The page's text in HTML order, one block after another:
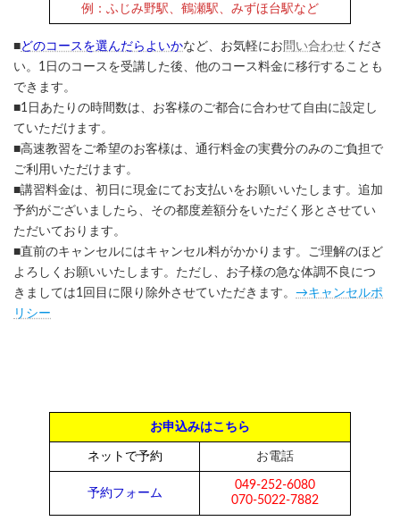
例：ふじみ野駅、鶴瀬駅、みずほ台駅など
■どのコースを選んだらよいかなど、お気軽にお 問い合わせ くださ
い。1日のコースを受講した後、他のコース料金に移行することも
できます。
■1日あたりの時間数は、お客様のご都合に合わせて自由に設定し
ていただけます。
■高速教習をご希望のお客様は、通行料金の実費分のみのご負担で
ご利用いただけます。
■講習料金は、初日に現金にてお支払いをお願いいたします。追加
予約がございましたら、その都度差額分をいただく形とさせてい
ただいております。
■直前のキャンセルにはキャンセル料がかかります。ご理解のほど
よろしくお願いいたします。ただし、お子様の急な体調不良につ
きましては1回目に限り除外させていただきます。 →キャンセルポ
リシー
お申込みはこちら
ネットで予約 お電話
予約フォーム
049-252-6080
070-5022-7882